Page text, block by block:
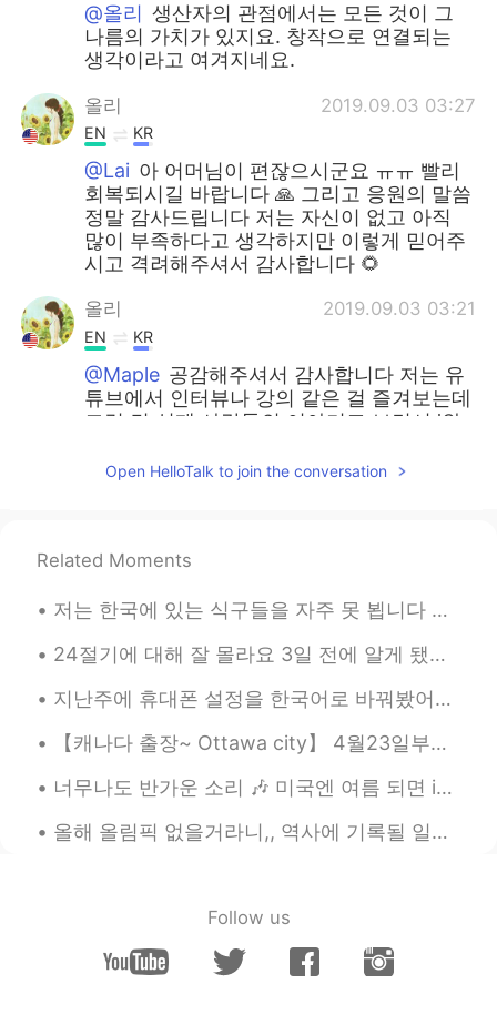
@올리 생산자의 관점에서는 모든 것이 그
나름의 가치가 있지요. 창작으로 연결되는
생각이라고 여겨지네요.
올리 2019.09.03 03:27
EN KR
@Lai 아 어머님이 편잖으시군요 ㅠㅠ 빨리
회복되시길 바랍니다 🙏 그리고 응원의 말씀
정말 감사드립니다 저는 자신이 없고 아직
많이 부족하다고 생각하지만 이렇게 믿어주
시고 격려해주셔서 감사합니다 🌻
올리 2019.09.03 03:21
EN KR
@Maple 공감해주셔서 감사합니다 저는 유
튜브에서 인터뷰나 강의 같은 걸 즐겨보는데
그런 건 실제 사람들의 이야기고 보면서 '와
이나 친척들의 이야기만 들어도 '오 바로 내
KR EN
@올리 Thank you for your
comprehension
올리 2019.09.03 03:12
EN KR
@Jay Yeah, I could see how real stories
could be more emotionally taxing and
difficult to face. I still find it really weird
2019.09.03 03:10
EN KR
Open HelloTalk to join the conversation
Related Moments
저는 한국에 있는 식구들을 자주 못 뵙니다 저희 부모님은 한국인이지만 저는 미국에서 태어나고 자라왔습니다 대학 다닐때까지 한국에 못 갔습니다 작년 9월에 한국을 방문할 수 있...
24절기에 대해 잘 몰라요 3일 전에 알게 됐어요 (녹차 얘기 하다가 ㅋㅋㅋ 헬로톡 친구가 한국에서는 녹차를 절기별로 분류한다고 해서요) 요즘 계절에 대한 글을 종종 올리고 ...
지난주에 휴대폰 설정을 한국어로 바꿔봤어요 ㅋㅋㅋ 'favorites'라는 단어를 한국어로는 어떻게 표시 돼있을까 궁금했었거든요 '좋아요'나 '북마크' 같은 단어를 쓰지 않을...
【캐나다 출장~ Ottawa city】 4월23일부터 캐나다 출장중입니다~ 캐나다 수도인 오타와는 심심한 도시네요... 유럽적이고 아름답긴 한데,,, 딱히 가볼만한 곳은 없...
너무나도 반가운 소리 🎶 미국엔 여름 되면 ice cream truck들이 동네를 돌아다녀요 다 이 노래를 틀어놓으니까 사람들이 주변에 아이스크림 트럭이 있는지 없는지 항상...
올해 올림픽 없을거라니,, 역사에 기록될 일이네 언니랑 몇주 전에 그런 얘기했었는데 언니: 요즘 상황 믿기지질 않네. 실감이 안 나. 영화 같아. 이러다가 올림픽도 취소...
Follow us